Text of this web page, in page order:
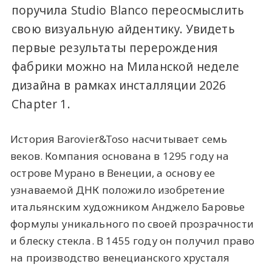
поручила Studio Blanco переосмыслить
свою визуальную айдентику. Увидеть
первые результаты перерождения
фабрики можно на Миланской неделе
дизайна в рамках инсталляции 2026
Chapter 1.
История Barovier&Toso насчитывает семь
веков. Компания основана в 1295 году на
острове Мурано в Венеции, а основу ее
узнаваемой ДНК положило изобретение
итальянским художником Анджело Баровье
формулы уникального по своей прозрачности
и блеску стекла. В 1455 году он получил право
на производство венецианского хрусталя